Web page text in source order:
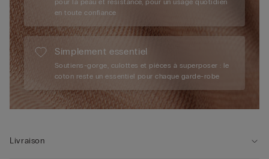
pour la peau et résistance, pour un usage quotidien
en toute confiance
Simplement essentiel
Soutiens-gorge, culottes et pièces à superposer : le
coton reste un essentiel pour chaque garde-robe
Livraison